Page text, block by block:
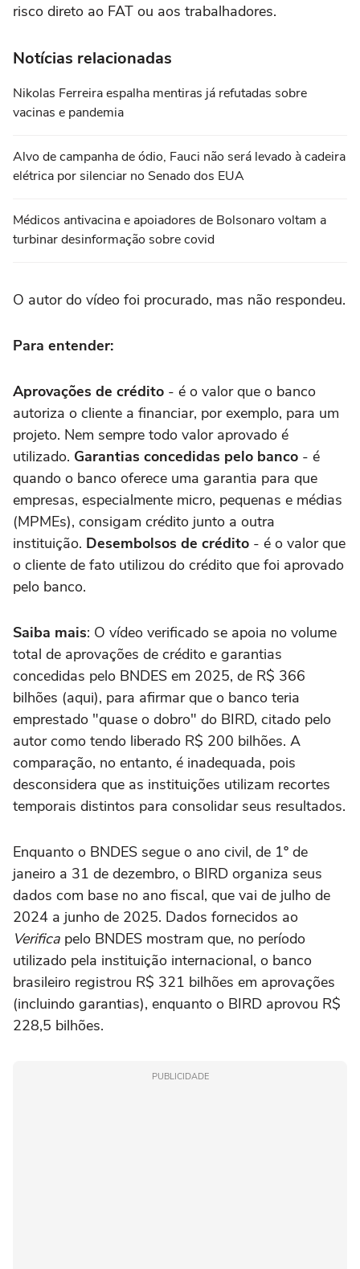
risco direto ao FAT ou aos trabalhadores.
Notícias relacionadas
Nikolas Ferreira espalha mentiras já refutadas sobre
vacinas e pandemia
Alvo de campanha de ódio, Fauci não será levado à cadeira
elétrica por silenciar no Senado dos EUA
Médicos antivacina e apoiadores de Bolsonaro voltam a
turbinar desinformação sobre covid
O autor do vídeo foi procurado, mas não respondeu.
Para entender:
Aprovações de crédito - é o valor que o banco
autoriza o cliente a financiar, por exemplo, para um
projeto. Nem sempre todo valor aprovado é
utilizado. Garantias concedidas pelo banco - é
quando o banco oferece uma garantia para que
empresas, especialmente micro, pequenas e médias
(MPMEs), consigam crédito junto a outra
instituição. Desembolsos de crédito - é o valor que
o cliente de fato utilizou do crédito que foi aprovado
pelo banco.
Saiba mais: O vídeo verificado se apoia no volume
total de aprovações de crédito e garantias
concedidas pelo BNDES em 2025, de R$ 366
bilhões (aqui), para afirmar que o banco teria
emprestado "quase o dobro" do BIRD, citado pelo
autor como tendo liberado R$ 200 bilhões. A
comparação, no entanto, é inadequada, pois
desconsidera que as instituições utilizam recortes
temporais distintos para consolidar seus resultados.
Enquanto o BNDES segue o ano civil, de 1º de
janeiro a 31 de dezembro, o BIRD organiza seus
dados com base no ano fiscal, que vai de julho de
2024 a junho de 2025. Dados fornecidos ao
Verifica pelo BNDES mostram que, no período
utilizado pela instituição internacional, o banco
brasileiro registrou R$ 321 bilhões em aprovações
(incluindo garantias), enquanto o BIRD aprovou R$
228,5 bilhões.
PUBLICIDADE